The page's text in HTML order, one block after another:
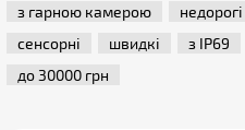
з гарною камерою
сенсорні
швидкі з IP69
до 30000 грн